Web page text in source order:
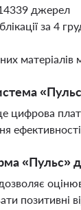
джерел
за 4
цифрова
«Пульс»
позитивні